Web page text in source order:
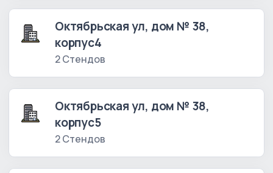
Октябрьская ул, дом № 38,
корпус4
2 Стендов
Октябрьская ул, дом № 38,
корпус5
2 Стендов